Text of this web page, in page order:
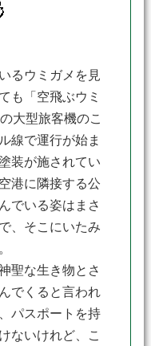
るウミガメを見
も「空飛ぶウミ
大型旅客機のこ
線で運行が始ま
装が施されてい
港に隣接する公
でいる姿はまさ
、そこにいたみ
聖な生き物とさ
でくると言われ
パスポートを持
ないけれど、こ